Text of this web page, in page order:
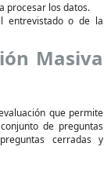
procesar los datos.
entrevistado o de la
Masiva
que permite
de preguntas
cerradas y